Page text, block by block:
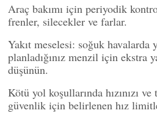
Araç bakımı için periyodik
frenler, silecekler ve farlar.
Yakıt meselesi: soğuk
planladığınız menzil için ekstra
düşünün.
Kötü yol koşullarında hızınızı
güvenlik için belirlenen hız